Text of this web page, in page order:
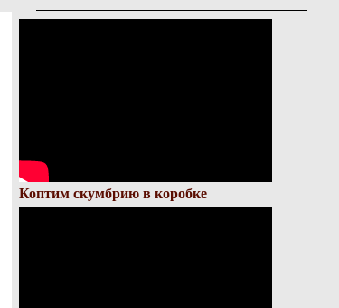
Коптим скумбрию в коробке